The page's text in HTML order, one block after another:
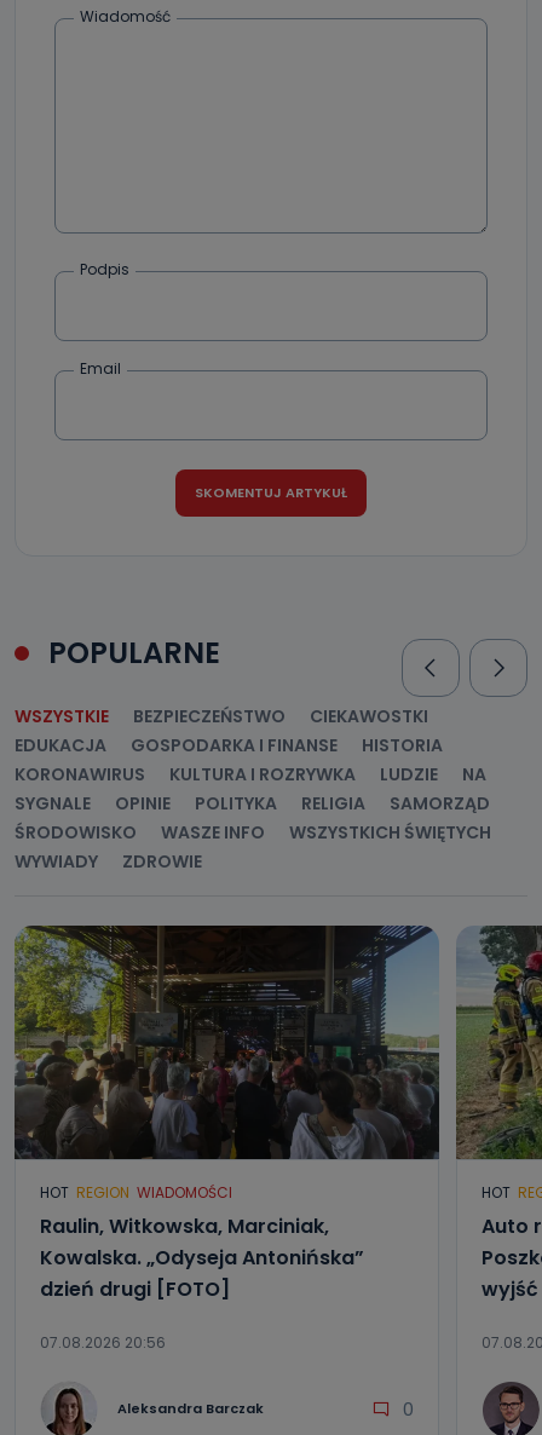
Wiadomość
Podpis
Email
POPULARNE
WSZYSTKIE BEZPIECZEŃSTWO
CIEKAWOSTKI
EDUKACJA
GOSPODARKA I FINANSE
HISTORIA
KORONAWIRUS
KULTURA I ROZRYWKA LUDZIE
NA
SYGNALE
OPINIE POLITYKA RELIGIA
SAMORZĄD
ŚRODOWISKO
WASZE INFO
WSZYSTKICH ŚWIĘTYCH
WYWIADY
ZDROWIE
HOT REGION WIADOMOŚCI
Raulin, Witkowska, Marciniak,
Kowalska. „Odyseja Antonińska”
dzień drugi [FOTO]
07.08.2026 20:56
Aleksandra Barczak 0
HOT
Auto
wyjść